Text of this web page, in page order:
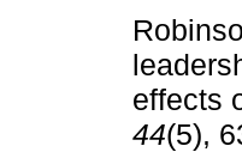
effects
44(5),